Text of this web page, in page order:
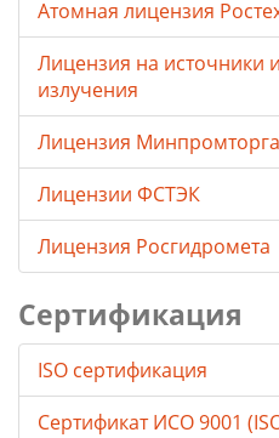
Атомная лицензия
Лицензия на источники
излучения
Лицензия
Лицензии ФСТЭК
Лицензия Росгидромета
Сертификация
ISO сертификация
Сертификат ИСО 9001